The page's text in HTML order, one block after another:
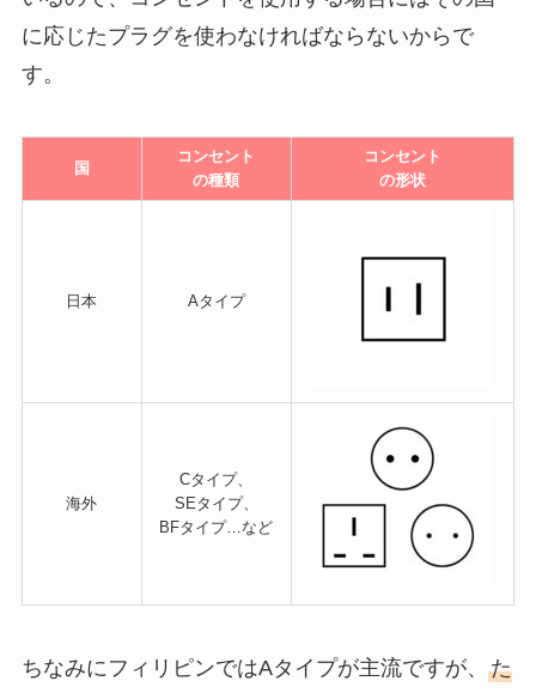
に応じたプラグを使わなければならないからで
す。
国
コンセント
の種類
コンセント
の形状
日本 Aタイプ
海外
Cタイプ、
SEタイプ、
BFタイプ…など
ちなみにフィリピンではAタイプが主流ですが、 た